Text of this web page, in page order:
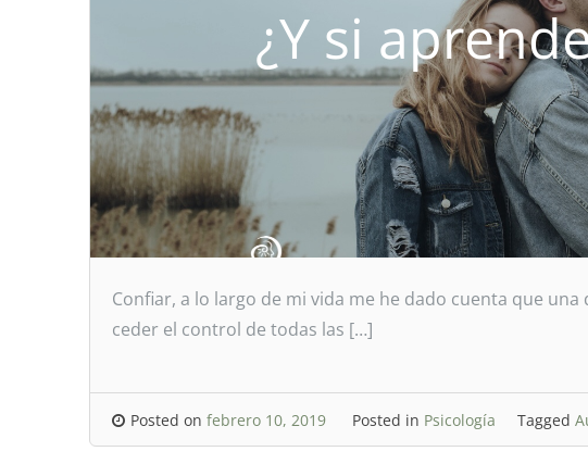
¿Y si
Confiar, a lo largo de mi vida me he dado cuenta que
ceder el control de todas las […]
Posted on febrero 10, 2019 Posted in Psicología Tagged